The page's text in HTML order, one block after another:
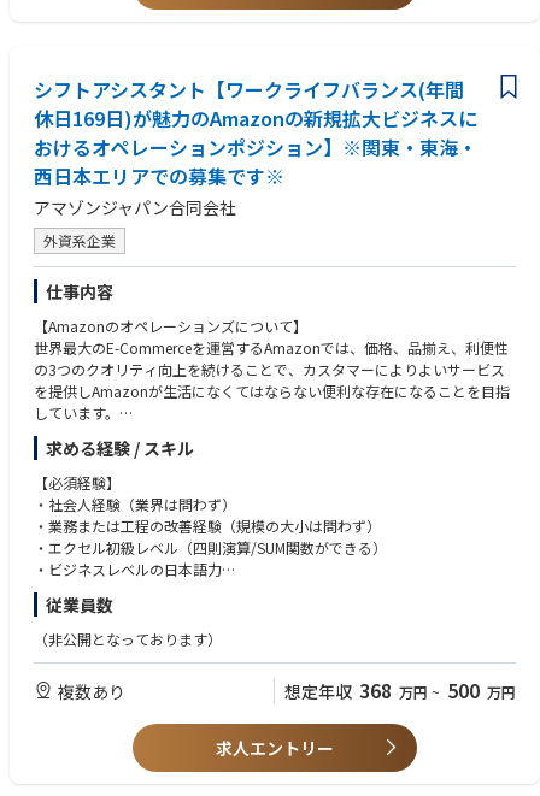
シフトアシスタント【ワークライフバランス(年間
休日169日)が魅力のAmazonの新規拡大ビジネスに
おけるオペレーションポジション】※関東・東海・
西日本エリアでの募集です※
アマゾンジャパン合同会社
外資系企業
仕事内容
【Amazonのオペレーションズについて】
世界最大のE-Commerceを運営するAmazonでは、価格、品揃え、利便性
の3つのクオリティ向上を続けることで、カスタマーによりよいサービス
を提供しAmazonが生活になくてはならない便利な存在になることを目指
しています。
上記ミッション達成のため、Amazonの日本オフィスでは、取り扱う商品
全てのSCMやカスタマーサティスファクションを担う「オペレーションズ
」とE-Commerceビジネスの事業を推進を行う「コーポレート」という二
つの大きな組織に分かれています。
他企業では、一般的にオペレーションを扱う組織を子会社やグループ会社
とするケースも多くあります。しかし、Amazonはユーザーの利便性を最
大化することに非常に強いこだわりを持っており、『Amazonは世界で一
成するために、「オペレーションズ」と「コーポレート」は対等な組織と
して位置づけられています。
現在では、AmazonJapan社で取り扱われる商品は年間30億個以上となっ
ており、事業規模としても1兆円を優に越える規模に成長していますが、
世界でも類を見ない超巨大な流通ビジネスを支えていただける優秀な方を
【Amazon Logistics (AMZL)について】
求める経験 / スキル
【必須経験】
・社会人経験（業界は問わず）
・業務または工程の改善経験（規模の大小は問わず）
・エクセル初級レベル（四則演算/SUM関数ができる）
・ビジネスレベルの日本語力
【歓迎要件】
・ピープルマネジメント経験（アルバイトでも可）
・エクセル中級レベル以上（VLOOKUP、ピボット、マクロ等）
・チームワークを重視し、チームプレーのための気配りができる方
・向上心があり、今よりも成長したいという熱意がある方
・臨機応変に行動し、理論的に物事の判断ができる方
・インクルーシブなカルチャーへの貢献や多様性に富んだグループで働く
従業員数
（非公開となっております）
複数あり 想定年収 368 万円 ~ 500 万円
求人エントリー